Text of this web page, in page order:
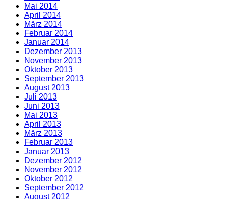
Mai 2014
April 2014
März 2014
Februar 2014
Januar 2014
Dezember 2013
November 2013
Oktober 2013
September 2013
August 2013
Juli 2013
Juni 2013
Mai 2013
April 2013
März 2013
Februar 2013
Januar 2013
Dezember 2012
November 2012
Oktober 2012
September 2012
August 2012